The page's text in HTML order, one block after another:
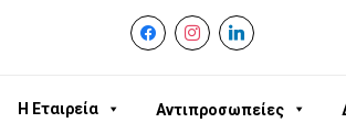
facebookinstagram
linkedin
Η Εταιρεία Αντιπροσωπείες